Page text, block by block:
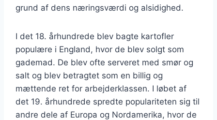
grund af dens næringsværdi og alsidighed.
I det 18. århundrede blev bagte kartofler
populære i England, hvor de blev solgt som
gademad. De blev ofte serveret med smør og
salt og blev betragtet som en billig og
mættende ret for arbejderklassen. I løbet af
det 19. århundrede spredte populariteten sig til
andre dele af Europa og Nordamerika, hvor de